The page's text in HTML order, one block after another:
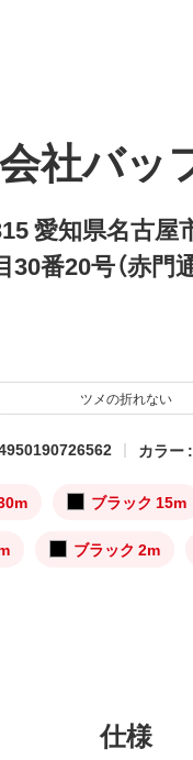
社バッ
愛知県名古屋
30番20号（赤門
ツメの折れない
カラー :
ブラック 15m
ブラック 2m
仕様